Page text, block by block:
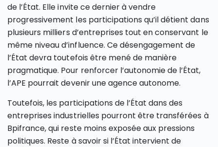
de l’État. Elle invite ce dernier à vendre
progressivement les participations qu’il détient dans
plusieurs milliers d’entreprises tout en conservant le
même niveau d’influence. Ce désengagement de
l’État devra toutefois être mené de manière
pragmatique. Pour renforcer l’autonomie de l’État,
l’APE pourrait devenir une agence autonome.
Toutefois, les participations de l’État dans des
entreprises industrielles pourront être transférées à
Bpifrance, qui reste moins exposée aux pressions
politiques. Reste à savoir si l’État intervient de